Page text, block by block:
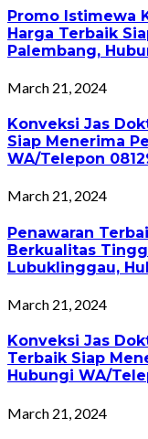
Promo Istimewa
Harga Terbaik
Palembang,
March 21, 2024
Konveksi Jas
Siap Menerima
WA/Telepon
March 21, 2024
Penawaran
Berkualitas
Lubuklinggau,
March 21, 2024
Konveksi Jas
Terbaik Siap
Hubungi WA/
March 21, 2024